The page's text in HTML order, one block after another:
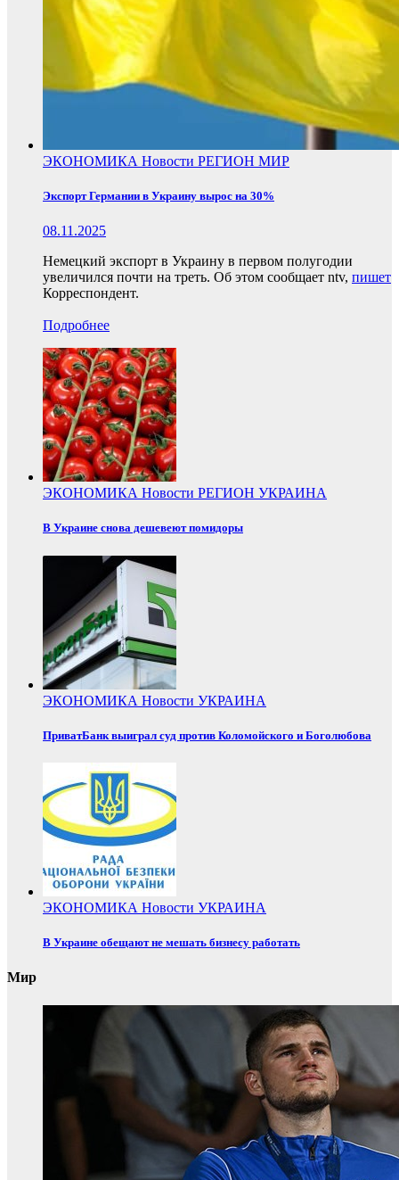
ЭКОНОМИКА Новости РЕГИОН МИР
Экспорт Германии в Украину вырос на 30%
08.11.2025
Немецкий экспорт в Украину в первом полугодии
увеличился почти на треть. Об этом сообщает ntv, пишет
Корреспондент.
Подробнее
ЭКОНОМИКА Новости РЕГИОН УКРАИНА
В Украине снова дешевеют помидоры
ЭКОНОМИКА Новости УКРАИНА
ПриватБанк выиграл суд против Коломойского и Боголюбова
ЭКОНОМИКА Новости УКРАИНА
В Украине обещают не мешать бизнесу работать
Мир